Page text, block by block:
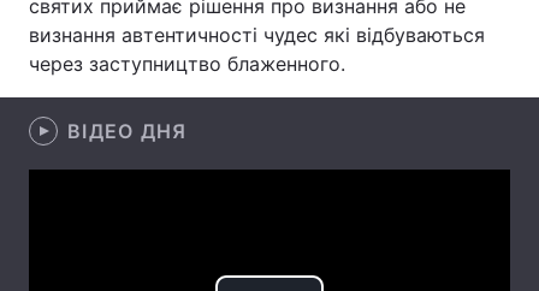
Здоров'я Туризм
Цікавинки Погода
Статті
святих приймає рішення про визнання або не
визнання автентичності чудес які відбуваються
через заступництво блаженного.
ВІДЕО ДНЯ